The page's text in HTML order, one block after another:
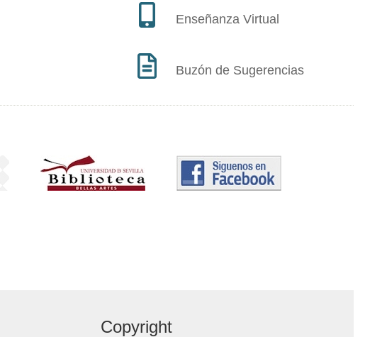
Enseñanza Virtual
Buzón de Sugerencias
Copyright